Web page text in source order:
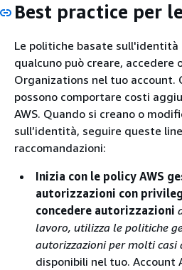
Best practice per
Le politiche basate sull'identità
qualcuno può creare, accedere
Organizations nel tuo account.
possono comportare costi
AWS. Quando si creano o
sull’identità, seguire queste
raccomandazioni:
Inizia con le policy AWS
autorizzazioni con
concedere autorizzazioni
lavoro, utilizza le politiche
autorizzazioni per molti casi
disponibili nel tuo. Account